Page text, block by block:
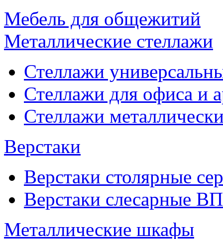
Мебель для общежитий
Металлические стеллажи
Стеллажи
Стеллажи для офиса и
Стеллажи
Верстаки
Верстаки столярные
Верстаки слесарные ВП
Металлические шкафы